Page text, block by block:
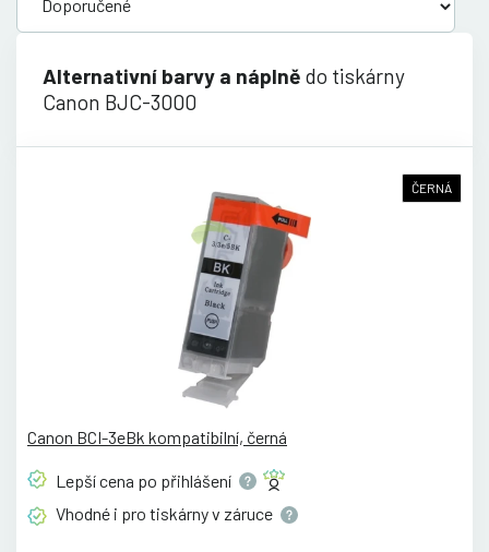
Alternativní barvy a náplně do tiskárny
Canon BJC-3000
ČERNÁ
Canon BCI-3eBk kompatibilní, černá
Lepší cena po přihlášení
Vhodné i pro tiskárny v záruce